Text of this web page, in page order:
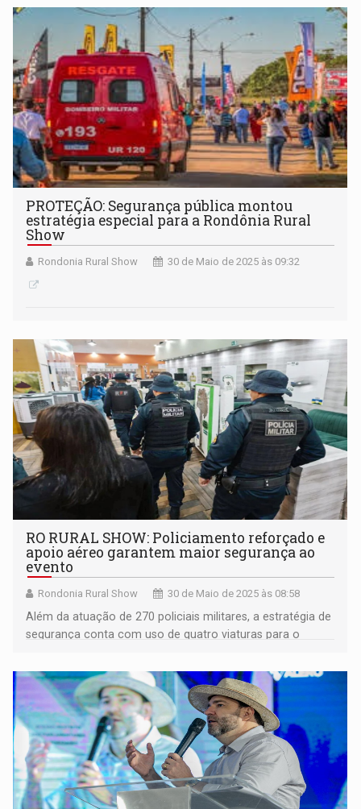
PROTEÇÃO: Segurança pública montou
estratégia especial para a Rondônia Rural
Show
Rondonia Rural Show 30 de Maio de 2025 às 09:32
RO RURAL SHOW: Policiamento reforçado e
apoio aéreo garantem maior segurança ao
evento
Rondonia Rural Show 30 de Maio de 2025 às 08:58
Além da atuação de 270 policiais militares, a estratégia de
segurança conta com uso de quatro viaturas para o